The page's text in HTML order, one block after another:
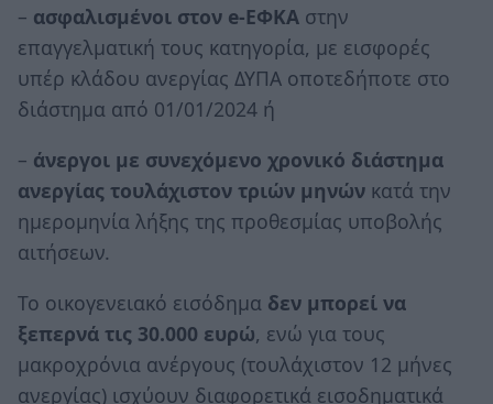
– ασφαλισμένοι στον e-EΦΚΑ στην
επαγγελματική τους κατηγορία, με εισφορές
υπέρ κλάδου ανεργίας ΔΥΠΑ οποτεδήποτε στο
διάστημα από 01/01/2024 ή
– άνεργοι με συνεχόμενο χρονικό διάστημα
ανεργίας τουλάχιστον τριών μηνών κατά την
ημερομηνία λήξης της προθεσμίας υποβολής
αιτήσεων.
Το οικογενειακό εισόδημα δεν μπορεί να
ξεπερνά τις 30.000 ευρώ, ενώ για τους
μακροχρόνια ανέργους (τουλάχιστον 12 μήνες
ανεργίας) ισχύουν διαφορετικά εισοδηματικά